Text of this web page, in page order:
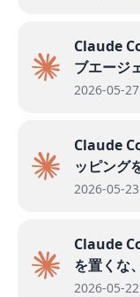
Claude
ブエージ
2026-05-27
Claude
ッピング
2026-05-23
Claude
を置くな
2026-05-22